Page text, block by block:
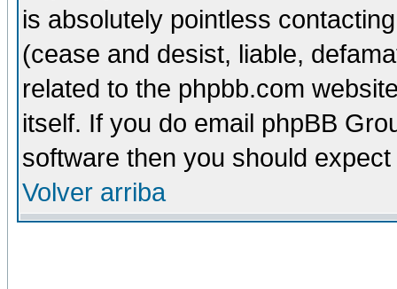
is absolutely pointless
(cease and desist, liable,
related to the phpbb.com
itself. If you do email phpBB
software then you should
Volver arriba